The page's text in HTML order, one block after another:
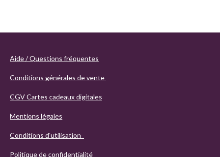
Aide / Questions fréquentes
Conditions générales de vente
CGV Cartes cadeaux digitales
Mentions légales
Conditions d'utilisation
Politique de confidentialité